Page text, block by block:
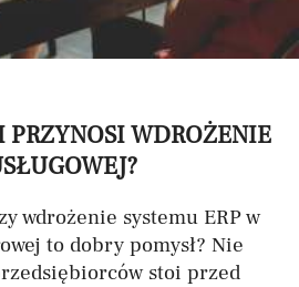
PRZYNOSI WDROŻENIE
wdrożenie systemu ERP w
to dobry pomysł? Nie
stoi przed